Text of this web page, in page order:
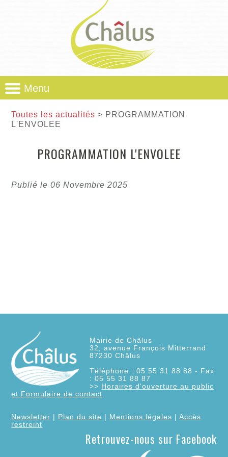
Menu
Toutes les actualités > PROGRAMMATION
L'ENVOLEE
PROGRAMMATION L'ENVOLEE
Publié le 06 Novembre 2025
Mairie de Châlus
32, avenue François Mitterrand
87230 Châlus
Téléphone : 05 55 31 88 88 - Fax
: 05 55 31 88 87
>> Horaires d'ouverture au public
et Formulaire de contact
Newsletter | Plan du site | Mentions légales |Accès
restreint
Retrouvez-nous sur Facebook